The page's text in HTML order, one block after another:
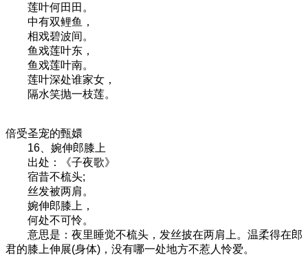
莲叶何田田。
中有双鲤鱼，
相戏碧波间。
鱼戏莲叶东，
鱼戏莲叶南。
莲叶深处谁家女，
隔水笑抛一枝莲。
倍受圣宠的甄嬛
16、婉伸郎膝上
出处：《子夜歌》
宿昔不梳头;
丝发被两肩。
婉伸郎膝上，
何处不可怜。
意思是：夜里睡觉不梳头，发丝披在两肩上。温柔得在郎
君的膝上伸展(身体)，没有哪一处地方不惹人怜爱。